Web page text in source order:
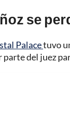
se
Palacetuvo
parte del juez